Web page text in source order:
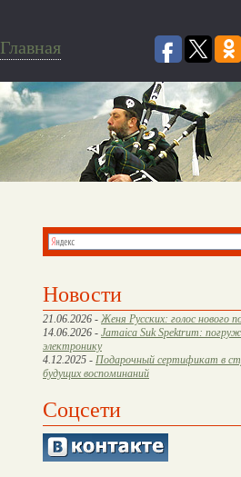
Главная
Новости
21.06.2026 - Женя Русских: голос нового
14.06.2026 - Jamaica Suk Spektrum:
электронику
4.12.2025 - Подарочный сертификат в
будущих воспоминаний
Соцсети